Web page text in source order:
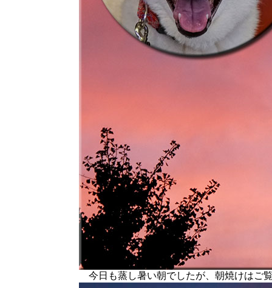
今日も蒸し暑い朝でしたが、朝焼けはご